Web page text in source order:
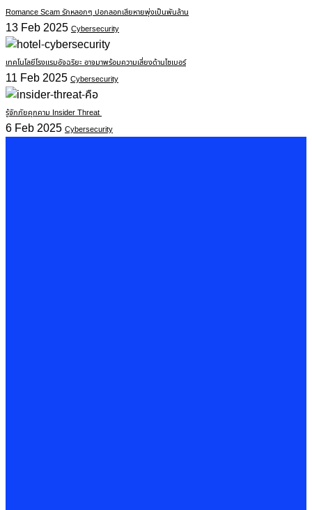
Romance Scam รักหลอกๆ ปอกลอกเสียหายพุ่งเป็นพันล้าน
13 Feb 2025 Cybersecurity
เทคโนโลยีโรงแรมอัจฉริยะ อาจมาพร้อมความเสี่ยงด้านไซเบอร์
11 Feb 2025 Cybersecurity
รู้จักภัยคุกคาม Insider Threat
6 Feb 2025 Cybersecurity